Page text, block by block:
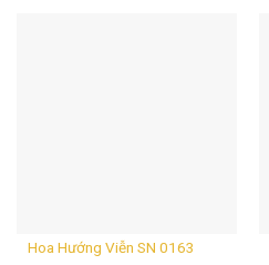
Hoa Hướng Viễn SN 0163